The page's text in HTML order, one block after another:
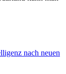
nach neuen